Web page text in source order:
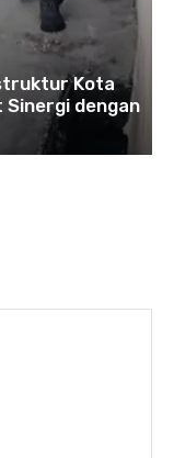
Kota
Sinergi dengan